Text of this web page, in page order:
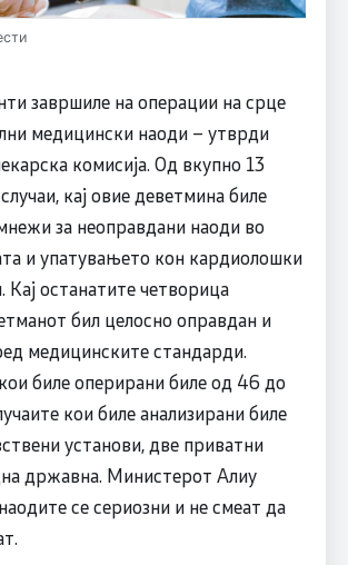
завршиле на операции на срце
медицински наоди – утврди
комисија. Од вкупно 13
кај овие деветмина биле
за неоправдани наоди во
и упатувањето кон кардиолошки
Кај останатите четворица
бил целосно оправдан и
медицинските стандарди.
биле оперирани биле од 46 до
кои биле анализирани биле
установи, две приватни
државна. Министерот Алиу
се сериозни и не смеат да